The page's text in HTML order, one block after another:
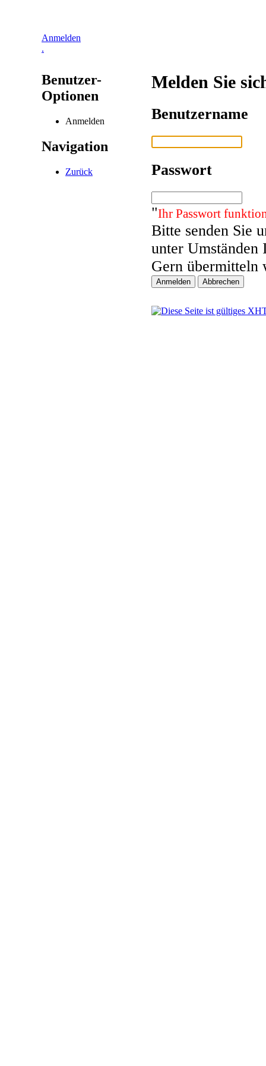
Anmelden
.
Benutzer-
Optionen
Anmelden
Navigation
Zurück
Melden Sie
Benutzername
Passwort
"Ihr Passwort
Bitte senden Sie
unter Umständen
Gern übermitteln